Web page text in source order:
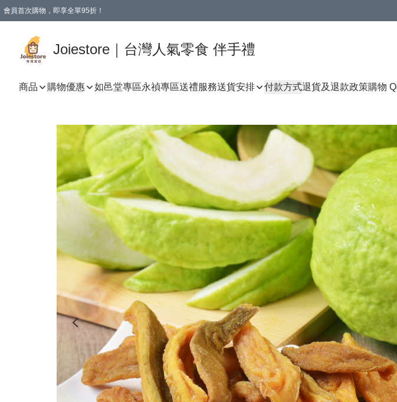
會員首次購物，即享全單95折！
Joiestore｜台灣人氣零食 伴手禮
商品 購物優惠 如邑堂專區永禎專區送禮服務送貨安排 付款方式退貨及退款政策購物